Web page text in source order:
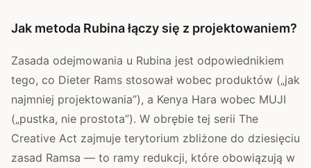
Jak metoda Rubina łączy się z projektowaniem?
Zasada odejmowania u Rubina jest odpowiednikiem
tego, co Dieter Rams stosował wobec produktów („jak
najmniej projektowania”), a Kenya Hara wobec MUJI
(„pustka, nie prostota”). W obrębie tej serii The
Creative Act zajmuje terytorium zbliżone do dziesięciu
zasad Ramsa — to ramy redukcji, które obowiązują w